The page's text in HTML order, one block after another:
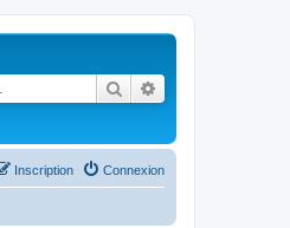
Rechercher
Connexion
Inscription